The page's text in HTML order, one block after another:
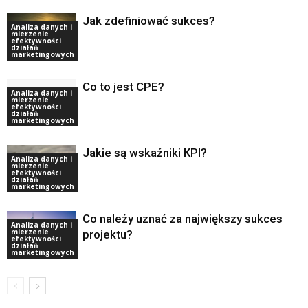
Analiza danych i
mierzenie
efektywności
działań
marketingowych
Jak zdefiniować sukces?
Analiza danych i
mierzenie
efektywności
działań
marketingowych
Co to jest CPE?
Analiza danych i
mierzenie
efektywności
działań
marketingowych
Jakie są wskaźniki KPI?
Analiza danych i
mierzenie
efektywności
działań
marketingowych
Co należy uznać za największy sukces
projektu?